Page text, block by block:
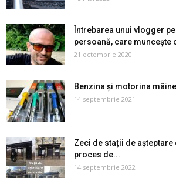
Întrebarea unui vlogger
persoană, care muncește
21 octombrie 2020
Benzina și motorina
14 septembrie 2021
Zeci de stații de așteptare
proces de...
14 septembrie 2022